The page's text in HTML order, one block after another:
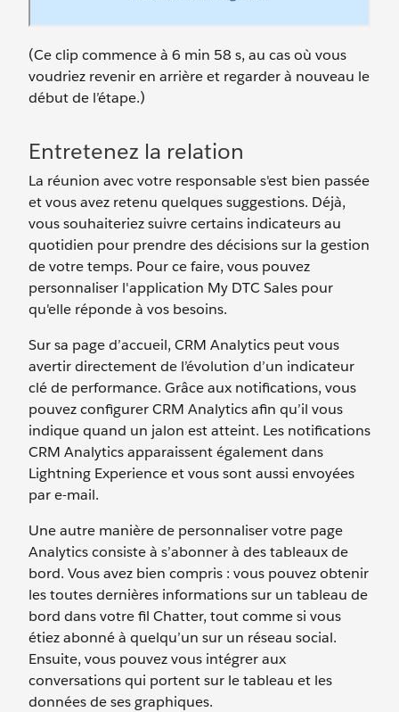
(Ce clip commence à 6 min 58 s, au cas où vous
voudriez revenir en arrière et regarder à nouveau le
début de l’étape.)
Entretenez la relation
La réunion avec votre responsable s'est bien passée
et vous avez retenu quelques suggestions. Déjà,
vous souhaiteriez suivre certains indicateurs au
quotidien pour prendre des décisions sur la gestion
de votre temps. Pour ce faire, vous pouvez
personnaliser l'application My DTC Sales pour
qu'elle réponde à vos besoins.
Sur sa page d’accueil, CRM Analytics peut vous
avertir directement de l’évolution d’un indicateur
clé de performance. Grâce aux notifications, vous
pouvez configurer CRM Analytics afin qu’il vous
indique quand un jalon est atteint. Les notifications
CRM Analytics apparaissent également dans
Lightning Experience et vous sont aussi envoyées
par e-mail.
Une autre manière de personnaliser votre page
Analytics consiste à s’abonner à des tableaux de
bord. Vous avez bien compris : vous pouvez obtenir
les toutes dernières informations sur un tableau de
bord dans votre fil Chatter, tout comme si vous
étiez abonné à quelqu’un sur un réseau social.
Ensuite, vous pouvez vous intégrer aux
conversations qui portent sur le tableau et les
données de ses graphiques.